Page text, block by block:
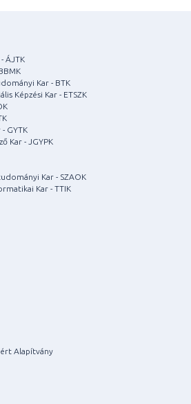
ÁJTK
Kar - BTK
Képzési Kar - ETSZK
GYTK
Kar - JGYPK
Kar - SZAOK
Kar - TTIK
Alapítvány